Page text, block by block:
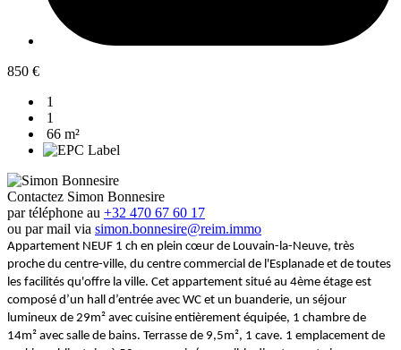
850 €
1
1
66 m²
Contactez Simon Bonnesire
par téléphone au +32 470 67 60 17
ou par mail via simon.bonnesire@reim.immo
Appartement NEUF 1 ch en plein cœur de Louvain-la-Neuve, très
proche du centre-ville, du centre commercial de l'Esplanade et de toutes
les facilités qu'offre la ville. Cet appartement situé au 4ème étage est
composé d’un hall d’entrée avec WC et un buanderie, un séjour
lumineux de 29m² avec cuisine entièrement équipée, 1 chambre de
14m² avec salle de bains. Terrasse de 9,5m², 1 cave. 1 emplacement de